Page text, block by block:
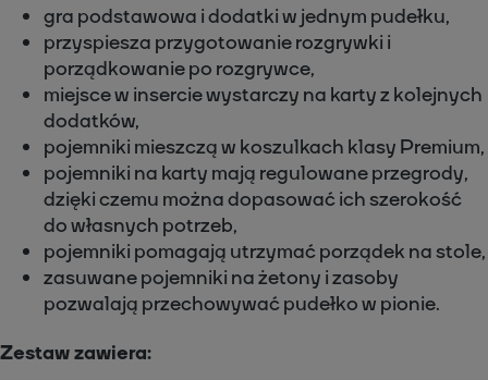
gra podstawowa i dodatki w jednym pudełku,
przyspiesza przygotowanie rozgrywki i
porządkowanie po rozgrywce,
miejsce w insercie wystarczy na karty z kolejnych
dodatków,
pojemniki mieszczą w koszulkach klasy Premium,
pojemniki na karty mają regulowane przegrody,
dzięki czemu można dopasować ich szerokość
do własnych potrzeb,
pojemniki pomagają utrzymać porządek na stole,
zasuwane pojemniki na żetony i zasoby
pozwalają przechowywać pudełko w pionie.
Zestawzawiera: